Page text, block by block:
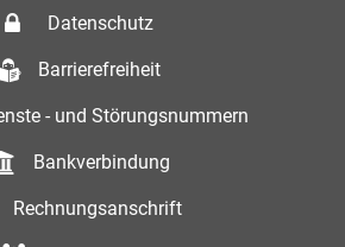
Datenschutz
Barrierefreiheit
- und Störungsnummern
Bankverbindung
Rechnungsanschrift